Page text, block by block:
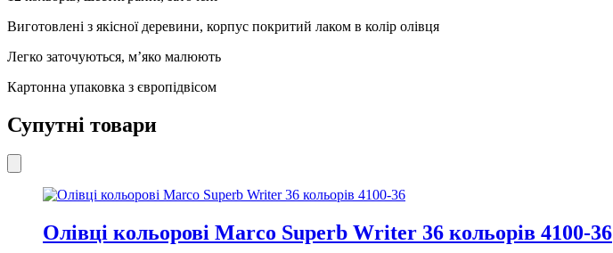
Виготовлені з якісної деревини, корпус покритий лаком в колір олівця
Легко заточуються, м’яко малюють
Картонна упаковка з європідвісом
Супутні товари
Олівці кольорові Marco Superb Writer 36 кольорів 4100-36